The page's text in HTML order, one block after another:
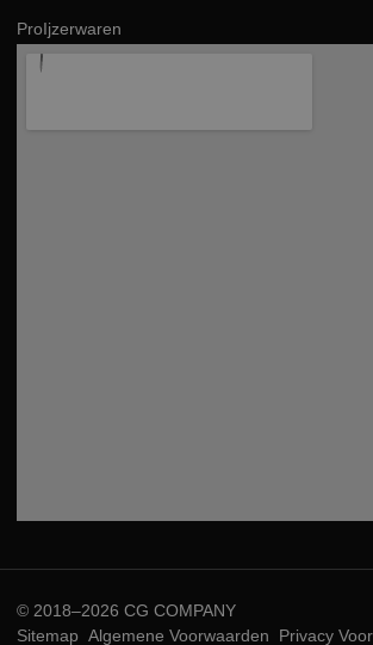
ProIjzerwaren
© 2018–2026 CG COMPANY
Sitemap Algemene Voorwaarden Privacy